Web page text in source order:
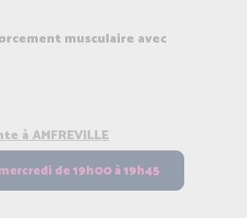
musculaire avec
à AMFREVILLE